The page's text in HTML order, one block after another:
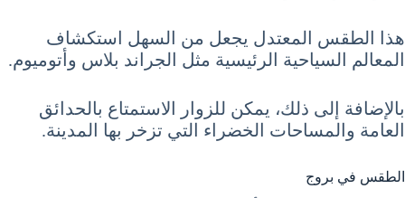
هذا الطقس المعتدل يجعل من السهل استكشاف
المعالم السياحية الرئيسية مثل الجراند بلاس وأتوميوم.
بالإضافة إلى ذلك، يمكن للزوار الاستمتاع بالحدائق
العامة والمساحات الخضراء التي تزخر بها المدينة.
الطقس في بروج